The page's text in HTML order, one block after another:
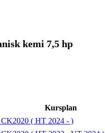
kemi 7,5 hp
Kursplan
( HT 2024 - )